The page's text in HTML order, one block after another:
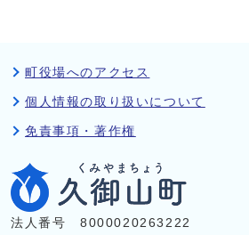
町役場へのアクセス
個人情報の取り扱いについて
免責事項・著作権
法人番号 8000020263222